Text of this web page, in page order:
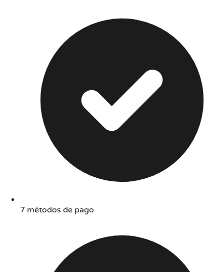
7 métodos de pago